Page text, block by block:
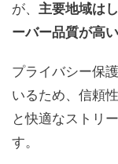
が、 主要地域は
ーバー品質が高い
プライバシー保
いるため、信頼
と快適なストリ
す。